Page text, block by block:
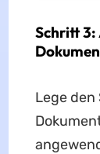
Schritt 3:
Lege